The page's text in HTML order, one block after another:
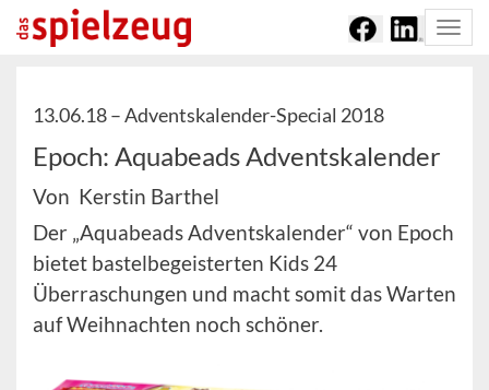
13.06.18 –Adventskalender-Special 2018
Epoch: Aquabeads Adventskalender
Von Kerstin Barthel
Der „Aquabeads Adventskalender“ von Epoch
bietet bastelbegeisterten Kids 24
Überraschungen und macht somit das Warten
auf Weihnachten noch schöner.